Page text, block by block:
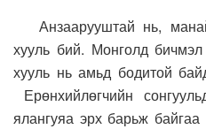
Анзаарууштай нь,
хууль бий. Монголд бичмэл
хууль нь амьд бодитой
Ерөнхийлөгчийн
ялангуяа эрх барьж